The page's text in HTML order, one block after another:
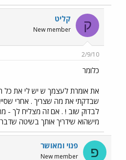
ק קליט
New member
2/9/10
כלומר
את אומרת לעצמך ש יש לי את כל
שבדקתי את מה שצריך . אחרי
לבדוק שוב ! . אם זה מצליח לך -
מישהוא שידריך אותך בשיטה
פ פנוי ומאושר
New member